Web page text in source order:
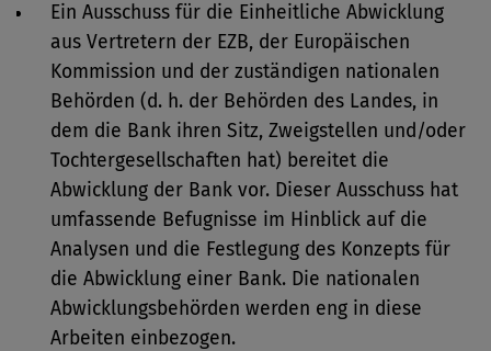
Ein Ausschuss für die Einheitliche Abwicklung
aus Vertretern der EZB, der Europäischen
Kommission und der zuständigen nationalen
Behörden (d. h. der Behörden des Landes, in
dem die Bank ihren Sitz, Zweigstellen und/oder
Tochtergesellschaften hat) bereitet die
Abwicklung der Bank vor. Dieser Ausschuss hat
umfassende Befugnisse im Hinblick auf die
Analysen und die Festlegung des Konzepts für
die Abwicklung einer Bank. Die nationalen
Abwicklungsbehörden werden eng in diese
Arbeiten einbezogen.